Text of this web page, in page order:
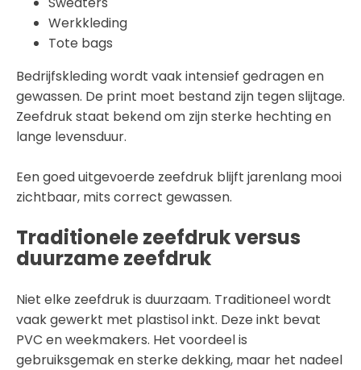
Werkkleding
Tote bags
Bedrijfskleding wordt vaak intensief gedragen en
gewassen. De print moet bestand zijn tegen slijtage.
Zeefdruk staat bekend om zijn sterke hechting en
lange levensduur.
Een goed uitgevoerde zeefdruk blijft jarenlang mooi
zichtbaar, mits correct gewassen.
Traditionele zeefdruk versus
duurzame zeefdruk
Niet elke zeefdruk is duurzaam. Traditioneel wordt
vaak gewerkt met plastisol inkt. Deze inkt bevat
PVC en weekmakers. Het voordeel is
gebruiksgemak en sterke dekking, maar het nadeel